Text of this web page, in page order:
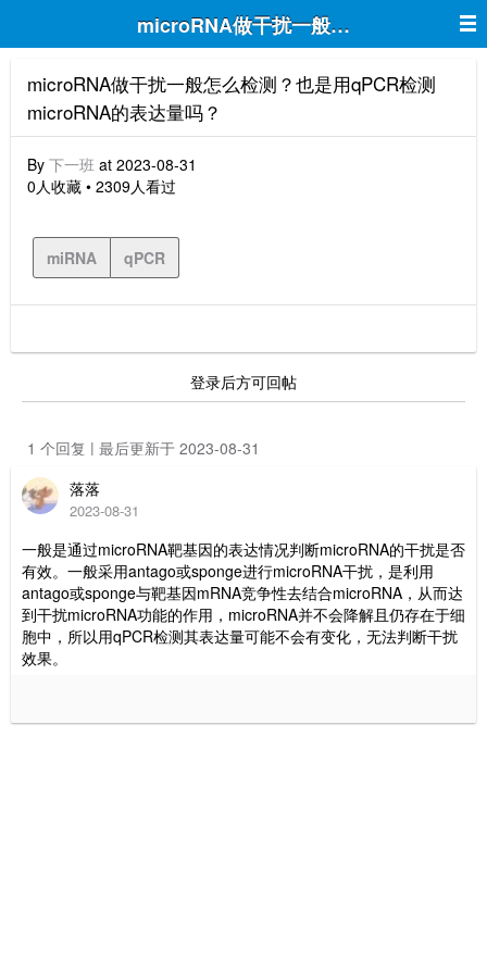
microRNA做干扰一般怎么检测？也是
microRNA做干扰一般怎么检测？也是用qPCR检测
microRNA的表达量吗？
By 下一班 at 2023-08-31
0人收藏 • 2309人看过
miRNA qPCR
登录后方可回帖
1 个回复 | 最后更新于 2023-08-31
落落
2023-08-31
一般是通过microRNA靶基因的表达情况判断microRNA的干扰是否
有效。一般采用antago或sponge进行microRNA干扰，是利用
antago或sponge与靶基因mRNA竞争性去结合microRNA，从而达
到干扰microRNA功能的作用，microRNA并不会降解且仍存在于细
胞中，所以用qPCR检测其表达量可能不会有变化，无法判断干扰
效果。